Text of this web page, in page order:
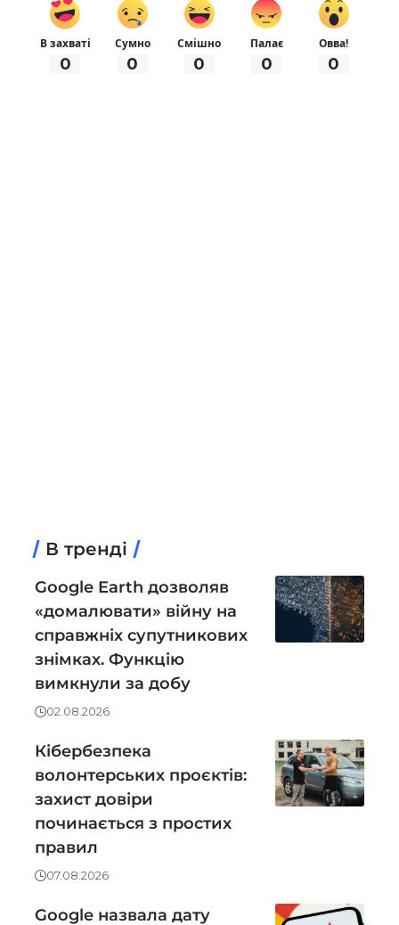
В захваті
0
Сумно
0
Смішно
0
Палає
0
Овва!
0
В тренді
Google Earth дозволяв
«домалювати» війну на
справжніх супутникових
знімках. Функцію
вимкнули за добу
02.08.2026
Кібербезпека
волонтерських проєктів:
захист довіри
починається з простих
правил
07.08.2026
Google назвала дату